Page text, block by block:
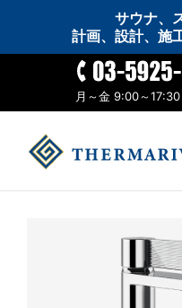
サウナ、
計画、設計、施
月～金 9:00～